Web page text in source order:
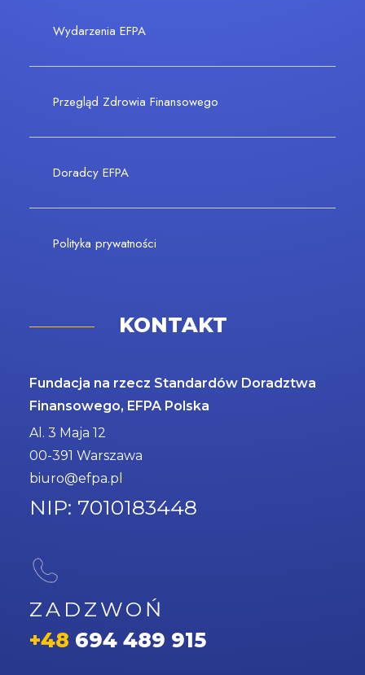
Wydarzenia EFPA
Przegląd Zdrowia Finansowego
Doradcy EFPA
Polityka prywatności
KONTAKT
Fundacja na rzecz Standardów Doradztwa
Finansowego, EFPA Polska
Al. 3 Maja 12
00-391 Warszawa
biuro@efpa.pl
NIP: 7010183448
ZADZWOŃ
+48 694 489 915